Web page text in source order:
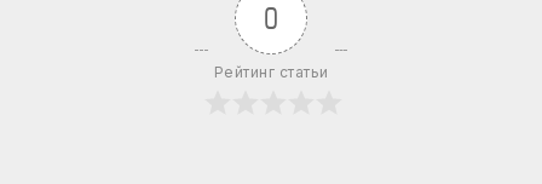
0
Рейтинг статьи